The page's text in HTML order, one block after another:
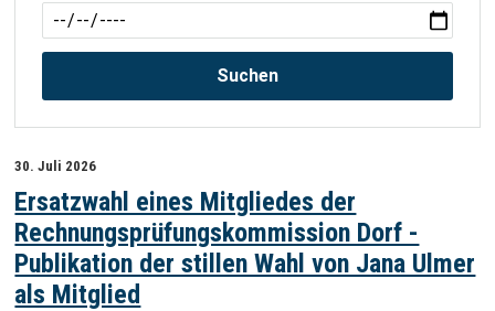
Suchen
Ersatzwahl eines Mitgliedes der
Rechnungsprüfungskommission Dorf -
Publikation der stillen Wahl von Jana Ulmer
als Mitglied
30. Juli 2026